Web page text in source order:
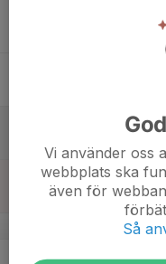
Vi använder oss
webbplats ska
även för
Så